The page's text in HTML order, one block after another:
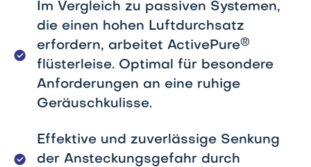
Im Vergleich zu passiven Systemen,
die einen hohen Luftdurchsatz
erfordern, arbeitet ActivePure®
flüsterleise. Optimal für besondere
Anforderungen an eine ruhige
Geräuschkulisse.
Effektive und zuverlässige Senkung
der Ansteckungsgefahr durch